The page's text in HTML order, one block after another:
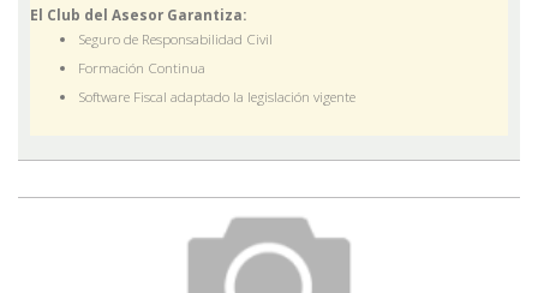
El Club del Asesor Garantiza:
Seguro de Responsabilidad Civil
Formación Continua
Software Fiscal adaptado la legislación vigente